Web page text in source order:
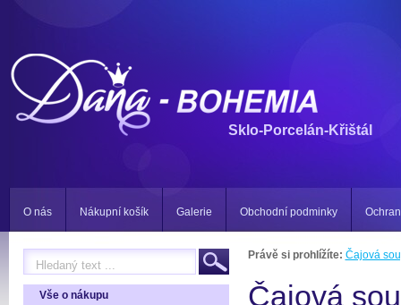
Sklo-Porcelán-Křištál
O nás Nákupní košík Galerie Obchodní podminky
Vše o nákupu
Právě si prohlížíte: Čajová
Čajová